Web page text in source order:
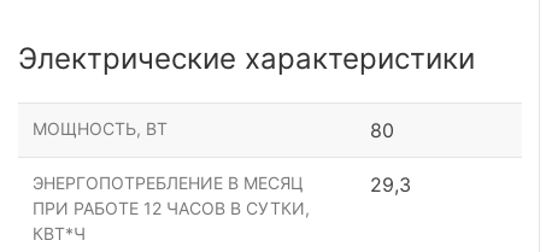
Электрические характеристики
МОЩНОСТЬ, ВТ 80
ЭНЕРГОПОТРЕБЛЕНИЕ В МЕСЯЦ
ПРИ РАБОТЕ 12 ЧАСОВ В СУТКИ,
КВТ*Ч
29,3